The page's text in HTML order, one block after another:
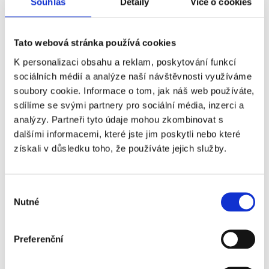
Tato webová stránka používá cookies
K personalizaci obsahu a reklam, poskytování funkcí
sociálních médií a analýze naší návštěvnosti využíváme
soubory cookie. Informace o tom, jak náš web používáte,
sdílíme se svými partnery pro sociální média, inzerci a
analýzy. Partneři tyto údaje mohou zkombinovat s
dalšími informacemi, které jste jim poskytli nebo které
získali v důsledku toho, že používáte jejich služby.
souhlasu
Nutné
Preferenční
zaměstnavatel nekomunikuje, nebo
mezitím např. zanikl, lze opět doporučit,
aby se zaměstnanec obrátil na OSSZ.
Důvěřuj, ale prověřuj!
Věděli jste, že každý občan si může jednou
za rok ověřit, zdali zaměstnavatel zaslal
ELDP na ČSSZ? Pro ověření si stačí na
ČSSZ zažádat o vyhotovení
že zaměstnavatel zaslal ELDP za uplynulý